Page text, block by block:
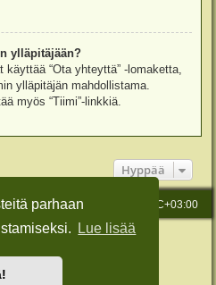
parhaan
Lue lisää
ylläpitäjään?
“Ota yhteyttä” -lomaketta,
ylläpitäjän mahdollistama.
myös “Tiimi”-linkkiä.
Hyppää
Kaikki ajat ovat UTC+03:00
® Forum Software © phpBB Limited